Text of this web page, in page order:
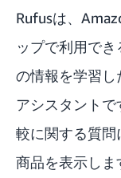
Rufusは、
ップで利用で
の情報を学習
アシスタント
較に関する質
商品を表示し